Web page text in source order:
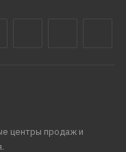
центры продаж и